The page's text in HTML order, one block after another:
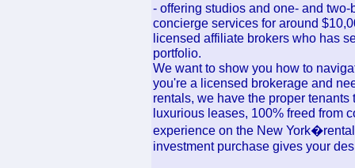
- offering studios and one- and
concierge services for around
licensed affiliate brokers who has
portfolio.
We want to show you how to
you're a licensed brokerage and
rentals, we have the proper
luxurious leases, 100% freed from
experience on the New
investment purchase gives your